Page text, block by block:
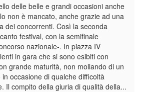
delle belle e grandi occasioni anche
non è mancato, anche grazie ad una
dei concorrenti. Così la seconda
festival, con la semifinale
nazionale-. In piazza IV
in gara che si sono esibiti con
grande maturità, non mollando di un
occasione di qualche difficoltà
Il compito della giuria di qualità della...